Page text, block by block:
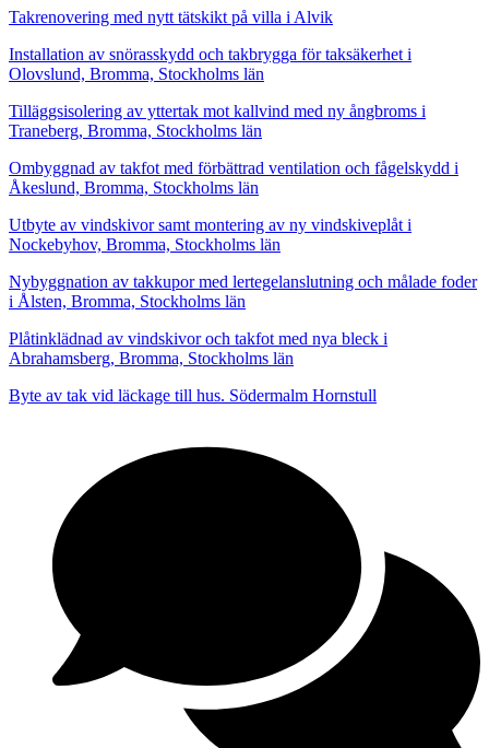
Takrenovering med nytt tätskikt på villa i Alvik
Installation av snörasskydd och takbrygga för taksäkerhet i
Olovslund, Bromma, Stockholms län
Tilläggsisolering av yttertak mot kallvind med ny ångbroms i
Traneberg, Bromma, Stockholms län
Ombyggnad av takfot med förbättrad ventilation och fågelskydd i
Åkeslund, Bromma, Stockholms län
Utbyte av vindskivor samt montering av ny vindskiveplåt i
Nockebyhov, Bromma, Stockholms län
Nybyggnation av takkupor med lertegelanslutning och målade foder
i Ålsten, Bromma, Stockholms län
Plåtinklädnad av vindskivor och takfot med nya bleck i
Abrahamsberg, Bromma, Stockholms län
Byte av tak vid läckage till hus. Södermalm Hornstull